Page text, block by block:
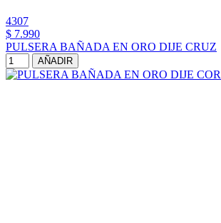
4307
$ 7.990
PULSERA BAÑADA EN ORO DIJE CRUZ
AÑADIR